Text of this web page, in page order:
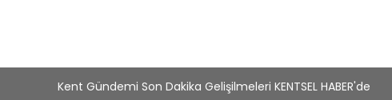
Kent Gündemi Son Dakika Gelişilmeleri KENTSEL HABER'de